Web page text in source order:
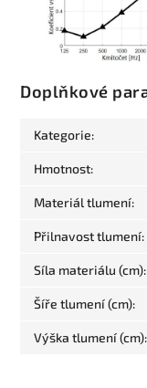
Doplňkové
Kategorie:
Hmotnost:
Materiál tlumení:
Přilnavost tlumení:
Síla materiálu (cm):
Šíře tlumení (cm):
Výška tlumení (cm):